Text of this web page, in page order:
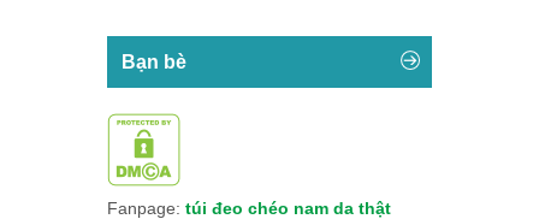
Bạn bè
Fanpage: túi đeo chéo nam da thật